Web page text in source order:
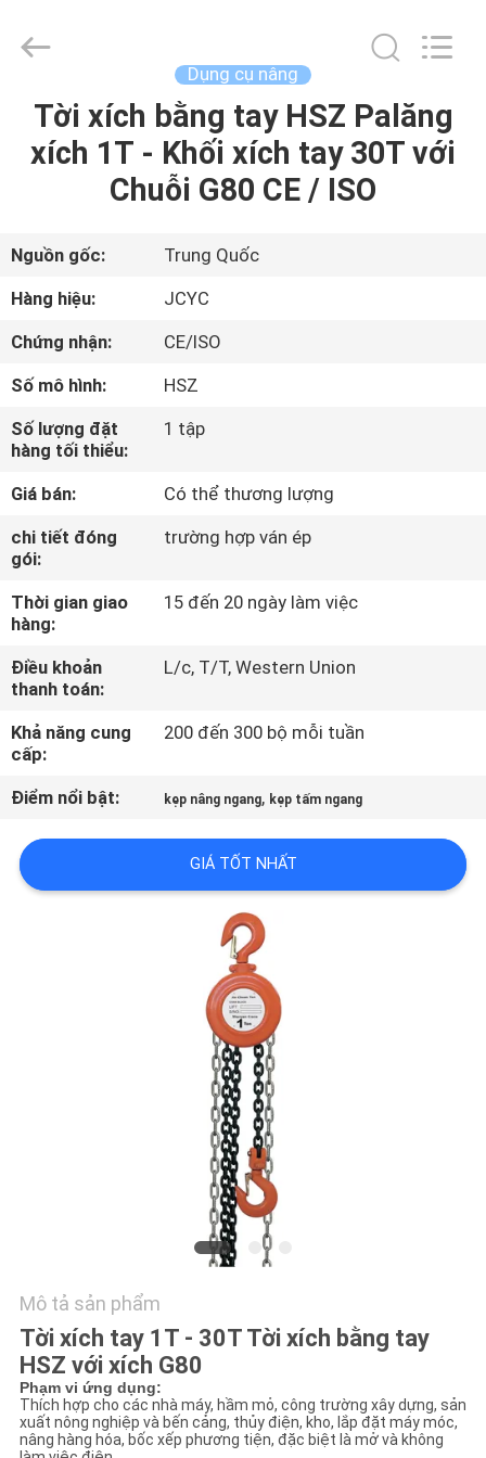
TRANG
CHỦ
SẢN
PHẨM
CHÚNG
TÔI
THAM
QUAN
MÁY
KIỂM
SOÁT
CHẤT
LƯỢNG
LIÊN
HỆ
SƠ
ĐỒ
TRANG
WEB
Crane
Machinery
Dụng cụ nâng
Tời xích bằng tay HSZ Palăng
xích 1T - Khối xích tay 30T với
Chuỗi G80 CE / ISO
Nguồn gốc:
Trung Quốc
Hàng hiệu:
JCYC
Chứng nhận:
CE/ISO
Số mô hình:
HSZ
Số lượng đặt
hàng tối thiểu:
1 tập
Giá bán:
Có thể thương lượng
chi tiết đóng
gói:
trường hợp ván ép
Thời gian giao
hàng:
15 đến 20 ngày làm việc
Điều khoản
thanh toán:
L/c, T/T, Western Union
Khả năng cung
cấp:
200 đến 300 bộ mỗi tuần
Điểm nổi bật: kẹp nâng ngang, kẹp tấm ngang
GIÁ TỐT NHẤT
Mô tả sản phẩm
Tời xích tay 1T - 30T Tời xích bằng tay
HSZ với xích G80
Phạm vi ứng dụng:
Thích hợp cho các nhà máy, hầm mỏ, công trường xây dựng, sản
xuất nông nghiệp và bến cảng, thủy điện, kho, lắp đặt máy móc,
nâng hàng hóa, bốc xếp phương tiện, đặc biệt là mở và không